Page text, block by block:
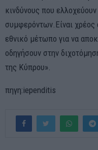
κινδύνους που
συμφερόντων.Είναι
εθνικό μέτωπο για να
οδηγήσουν στην
της Κύπρου».
πηγη:iependitis